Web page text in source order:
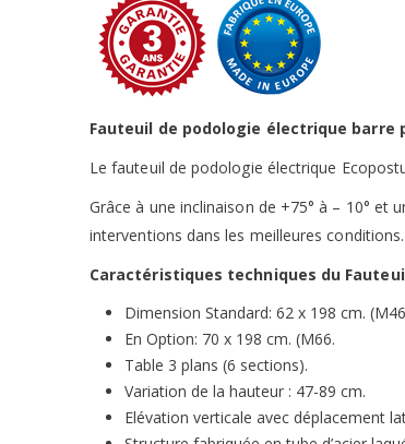
Fauteuil de podologie électrique barre
Le fauteuil de podologie électrique
Grâce à une inclinaison de +75° à – 10° et
interventions dans les meilleures conditions.
Caractéristiques techniques du
Dimension Standard: 62 x 198 cm.
En Option: 70 x 198 cm. (M66.
Table 3 plans (6 sections).
Variation de la hauteur : 47-89 cm.
Elévation verticale avec déplacement